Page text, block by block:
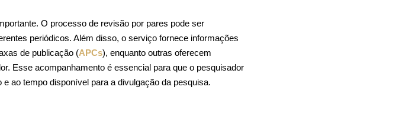
O processo de revisão por pares pode ser
periódicos. Além disso, o serviço fornece informações
de publicação (APCs), enquanto outras oferecem
Esse acompanhamento é essencial para que o pesquisador
ao tempo disponível para a divulgação da pesquisa.